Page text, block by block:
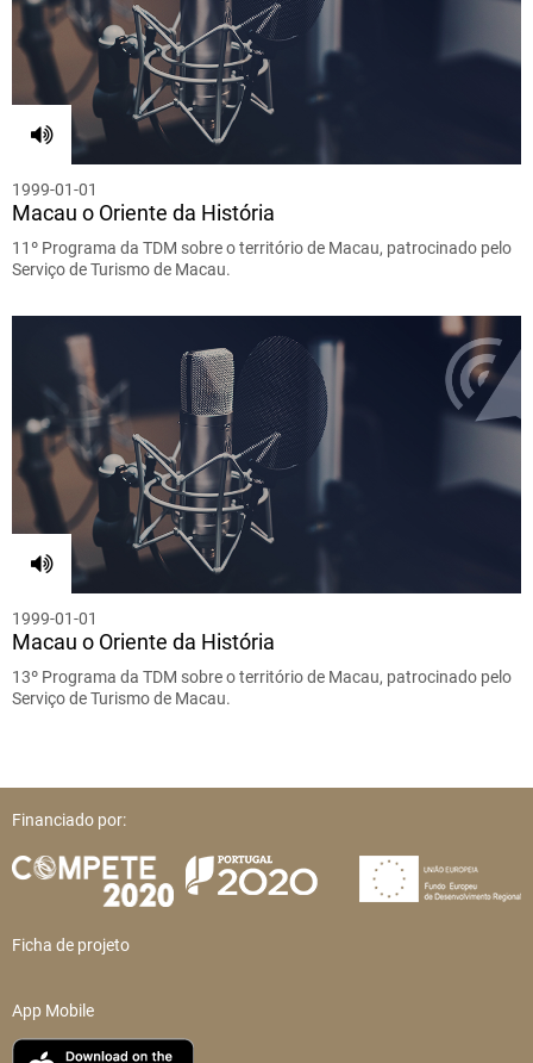
1999-01-01
Macau o Oriente da História
11º Programa da TDM sobre o território de Macau, patrocinado pelo
Serviço de Turismo de Macau.
1999-01-01
Macau o Oriente da História
13º Programa da TDM sobre o território de Macau, patrocinado pelo
Serviço de Turismo de Macau.
Financiado por:
Ficha de projeto
App Mobile